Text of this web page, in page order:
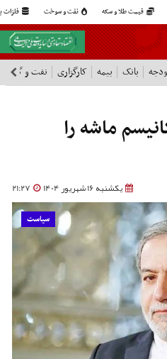
قیمت طلا و سکه نفت و سوخت فلزات
بانک بیمه کارگزاری نفت و گاز
ماشه را
یکشنبه 16 شهریور 1404 21:27
سیاست